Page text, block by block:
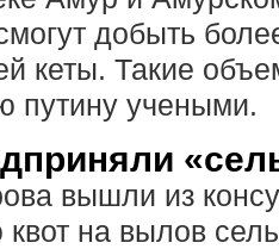
добыть
кеты. Такие
путину учеными.
вышли из
на вылов